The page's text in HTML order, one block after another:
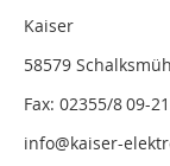
Kaiser
58579
Fax: 02355/8 09-21
info@kaiser-